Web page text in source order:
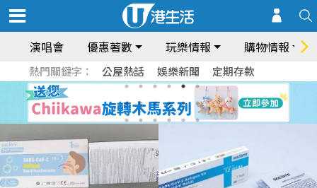
演唱會 優惠著數 玩樂情報 購物情報
熱門關鍵字： 公屋熱話 娛樂新聞 定期存款